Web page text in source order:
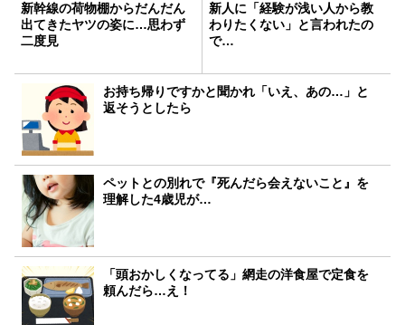
新幹線の荷物棚からだんだん
出てきたヤツの姿に…思わず
二度見
新人に「経験が浅い人から教
わりたくない」と言われたの
で…
お持ち帰りですかと聞かれ「いえ、あの…」と
返そうとしたら
ペットとの別れで『死んだら会えないこと』を
理解した4歳児が…
「頭おかしくなってる」網走の洋食屋で定食を
頼んだら…え！